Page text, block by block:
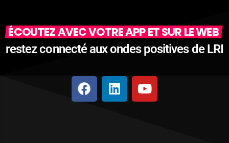
ÉCOUTEZ AVEC VOTRE APP ET SUR LE WEB
restez connecté aux ondes positives de LRI